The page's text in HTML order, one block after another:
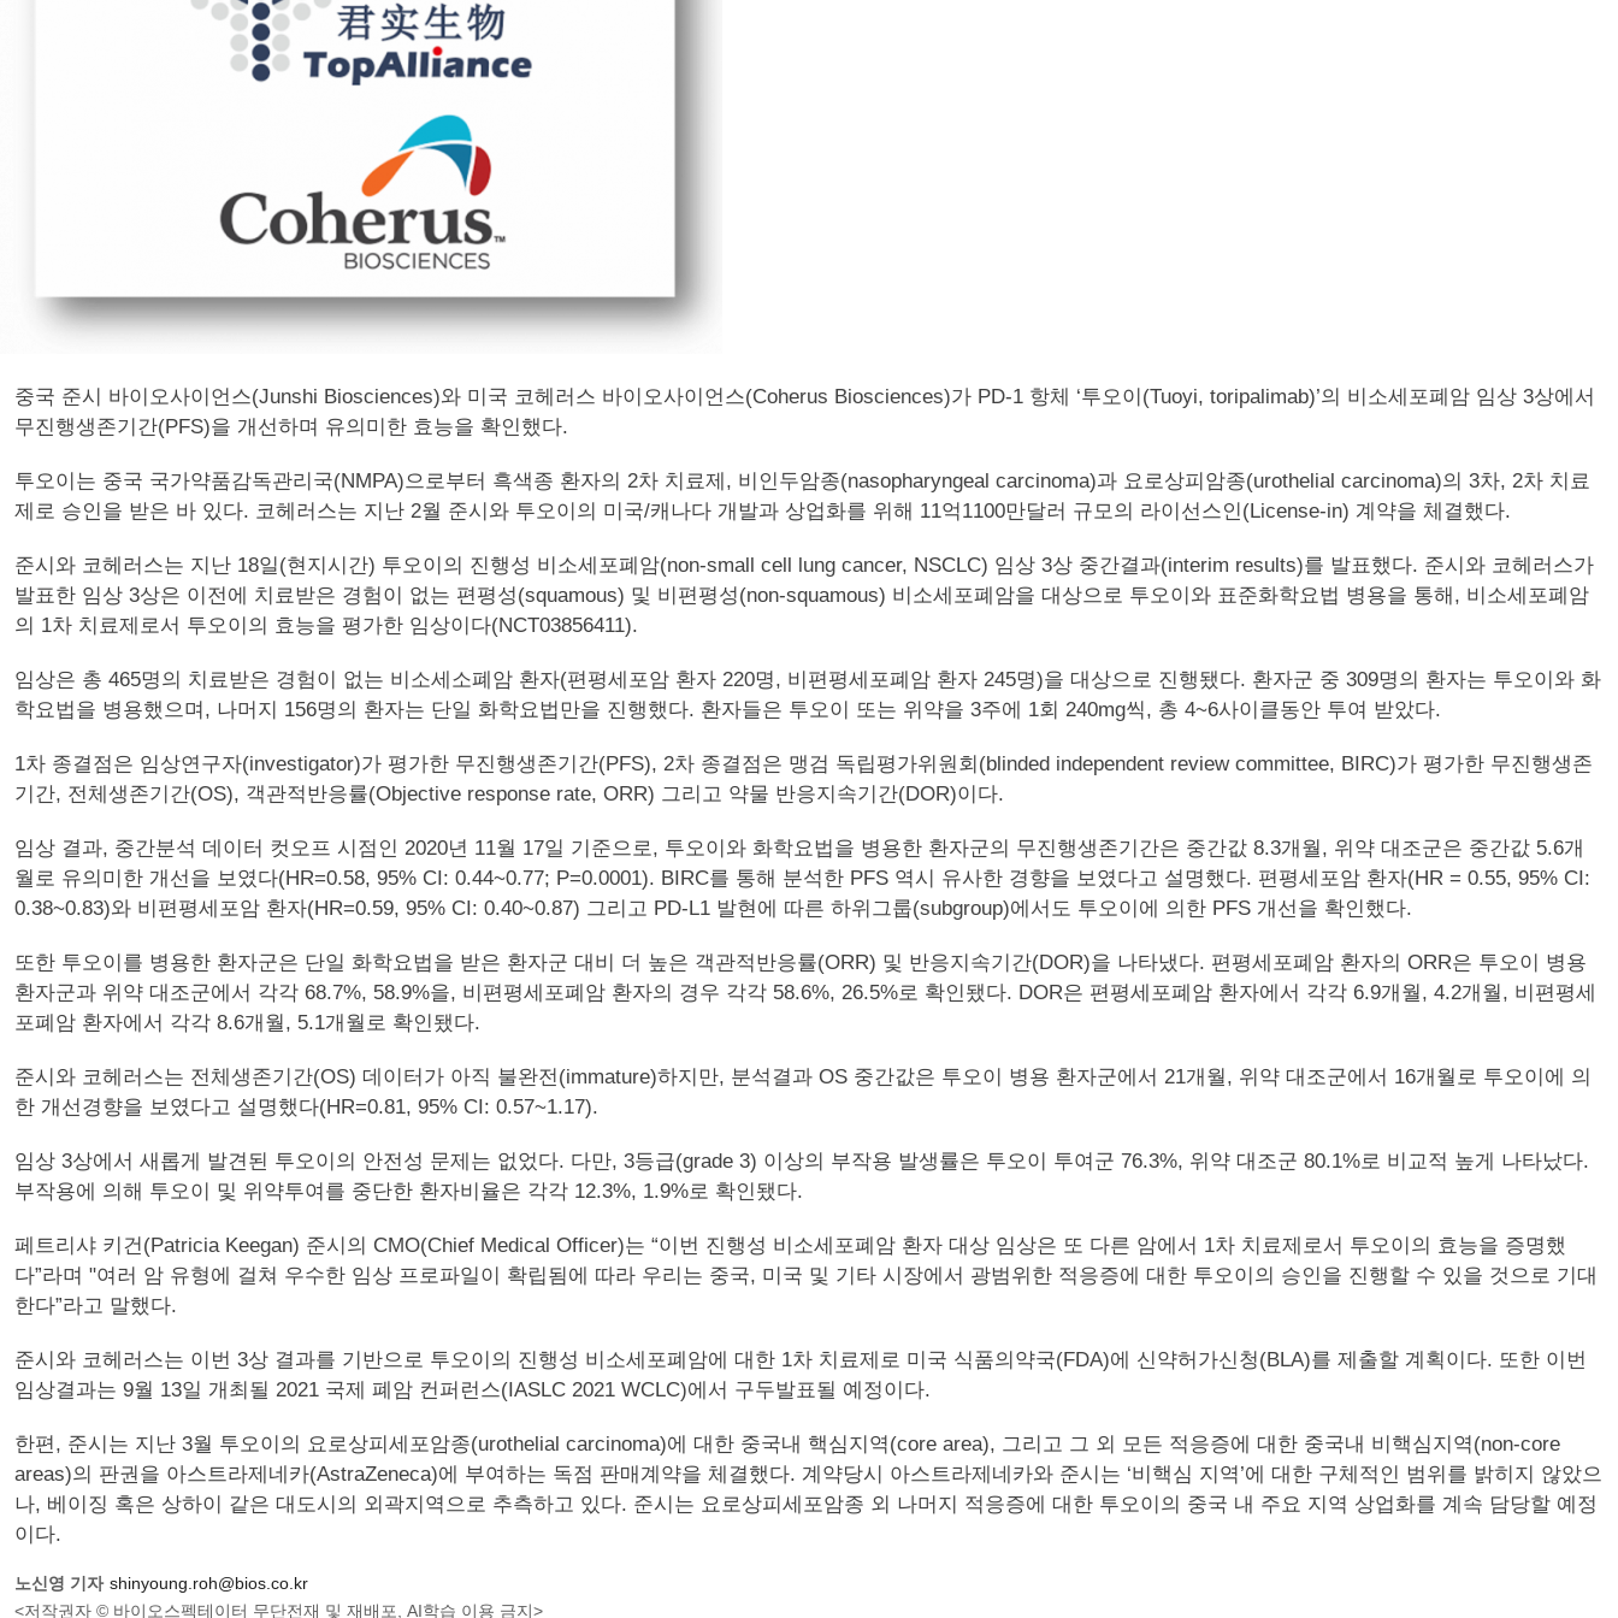
중국 준시 바이오사이언스(Junshi Biosciences)와 미국 코헤러스 바이오사이언스(Coherus Biosciences)가 PD-1 항체 ‘투오이(Tuoyi, toripalimab)’의 비소세포폐암 임상 3상에서
무진행생존기간(PFS)을 개선하며 유의미한 효능을 확인했다.
투오이는 중국 국가약품감독관리국(NMPA)으로부터 흑색종 환자의 2차 치료제, 비인두암종(nasopharyngeal carcinoma)과 요로상피암종(urothelial carcinoma)의 3차, 2차 치료
제로 승인을 받은 바 있다. 코헤러스는 지난 2월 준시와 투오이의 미국/캐나다 개발과 상업화를 위해 11억1100만달러 규모의 라이선스인(License-in) 계약을 체결했다.
준시와 코헤러스는 지난 18일(현지시간) 투오이의 진행성 비소세포폐암(non-small cell lung cancer, NSCLC) 임상 3상 중간결과(interim results)를 발표했다. 준시와 코헤러스가
발표한 임상 3상은 이전에 치료받은 경험이 없는 편평성(squamous) 및 비편평성(non-squamous) 비소세포폐암을 대상으로 투오이와 표준화학요법 병용을 통해, 비소세포폐암
의 1차 치료제로서 투오이의 효능을 평가한 임상이다(NCT03856411).
임상은 총 465명의 치료받은 경험이 없는 비소세소폐암 환자(편평세포암 환자 220명, 비편평세포폐암 환자 245명)을 대상으로 진행됐다. 환자군 중 309명의 환자는 투오이와 화
학요법을 병용했으며, 나머지 156명의 환자는 단일 화학요법만을 진행했다. 환자들은 투오이 또는 위약을 3주에 1회 240mg씩, 총 4~6사이클동안 투여 받았다.
1차 종결점은 임상연구자(investigator)가 평가한 무진행생존기간(PFS), 2차 종결점은 맹검 독립평가위원회(blinded independent review committee, BIRC)가 평가한 무진행생존
기간, 전체생존기간(OS), 객관적반응률(Objective response rate, ORR) 그리고 약물 반응지속기간(DOR)이다.
임상 결과, 중간분석 데이터 컷오프 시점인 2020년 11월 17일 기준으로, 투오이와 화학요법을 병용한 환자군의 무진행생존기간은 중간값 8.3개월, 위약 대조군은 중간값 5.6개
월로 유의미한 개선을 보였다(HR=0.58, 95% CI: 0.44~0.77; P=0.0001). BIRC를 통해 분석한 PFS 역시 유사한 경향을 보였다고 설명했다. 편평세포암 환자(HR = 0.55, 95% CI:
0.38~0.83)와 비편평세포암 환자(HR=0.59, 95% CI: 0.40~0.87) 그리고 PD-L1 발현에 따른 하위그룹(subgroup)에서도 투오이에 의한 PFS 개선을 확인했다.
또한 투오이를 병용한 환자군은 단일 화학요법을 받은 환자군 대비 더 높은 객관적반응률(ORR) 및 반응지속기간(DOR)을 나타냈다. 편평세포폐암 환자의 ORR은 투오이 병용
환자군과 위약 대조군에서 각각 68.7%, 58.9%을, 비편평세포폐암 환자의 경우 각각 58.6%, 26.5%로 확인됐다. DOR은 편평세포폐암 환자에서 각각 6.9개월, 4.2개월, 비편평세
포폐암 환자에서 각각 8.6개월, 5.1개월로 확인됐다.
준시와 코헤러스는 전체생존기간(OS) 데이터가 아직 불완전(immature)하지만, 분석결과 OS 중간값은 투오이 병용 환자군에서 21개월, 위약 대조군에서 16개월로 투오이에 의
한 개선경향을 보였다고 설명했다(HR=0.81, 95% CI: 0.57~1.17).
임상 3상에서 새롭게 발견된 투오이의 안전성 문제는 없었다. 다만, 3등급(grade 3) 이상의 부작용 발생률은 투오이 투여군 76.3%, 위약 대조군 80.1%로 비교적 높게 나타났다.
부작용에 의해 투오이 및 위약투여를 중단한 환자비율은 각각 12.3%, 1.9%로 확인됐다.
페트리샤 키건(Patricia Keegan) 준시의 CMO(Chief Medical Officer)는 “이번 진행성 비소세포폐암 환자 대상 임상은 또 다른 암에서 1차 치료제로서 투오이의 효능을 증명했
다”라며 "여러 암 유형에 걸쳐 우수한 임상 프로파일이 확립됨에 따라 우리는 중국, 미국 및 기타 시장에서 광범위한 적응증에 대한 투오이의 승인을 진행할 수 있을 것으로 기대
한다”라고 말했다.
준시와 코헤러스는 이번 3상 결과를 기반으로 투오이의 진행성 비소세포폐암에 대한 1차 치료제로 미국 식품의약국(FDA)에 신약허가신청(BLA)를 제출할 계획이다. 또한 이번
임상결과는 9월 13일 개최될 2021 국제 폐암 컨퍼런스(IASLC 2021 WCLC)에서 구두발표될 예정이다.
한편, 준시는 지난 3월 투오이의 요로상피세포암종(urothelial carcinoma)에 대한 중국내 핵심지역(core area), 그리고 그 외 모든 적응증에 대한 중국내 비핵심지역(non-core
areas)의 판권을 아스트라제네카(AstraZeneca)에 부여하는 독점 판매계약을 체결했다. 계약당시 아스트라제네카와 준시는 ‘비핵심 지역’에 대한 구체적인 범위를 밝히지 않았으
나, 베이징 혹은 상하이 같은 대도시의 외곽지역으로 추측하고 있다. 준시는 요로상피세포암종 외 나머지 적응증에 대한 투오이의 중국 내 주요 지역 상업화를 계속 담당할 예정
이다.
노신영 기자 shinyoung.roh@bios.co.kr
<저작권자 © 바이오스펙테이터 무단전재 및 재배포, AI학습 이용 금지>